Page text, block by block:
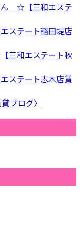
☆【三和エステ
ステート稲田堤店
三和エステート秋
テート志木店賃
ブログ〉